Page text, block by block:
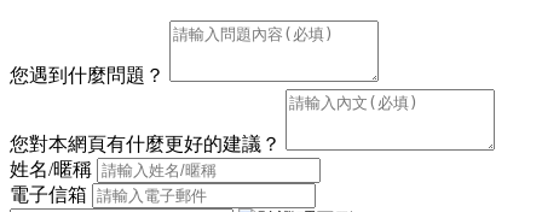
您遇到什麼問題？
您對本網頁有什麼更好的建議？
姓名/暱稱
電子信箱